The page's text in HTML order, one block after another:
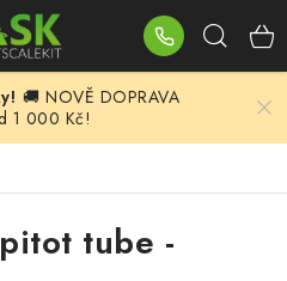
🚚 NOVĚ DOPRAVA
1 000 Kč!
tube -